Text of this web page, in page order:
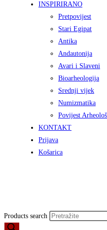
INSPIRIRANO
Pretpovijest
Stari Egipat
Antika
Andautonija
Avari i Slaveni
Bioarheologija
Srednji vijek
Numizmatika
Povijest
KONTAKT
Prijava
Košarica
Products search